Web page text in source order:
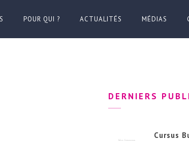
POUR QUI ? ACTUALITÉS MÉDIAS
DERNIERS
Cursus